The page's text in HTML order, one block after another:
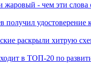
- чем эти слова
получил удостоверение
раскрыли хитрую
в ТОП-20 по